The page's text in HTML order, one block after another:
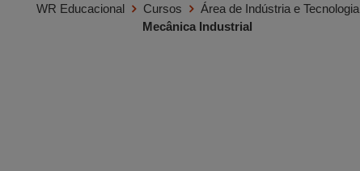
WR Educacional Cursos
Área de Indústria e Tecnologia
Mecânica Industrial